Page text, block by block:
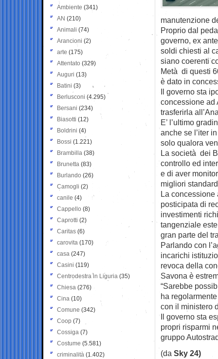
manutenzione
Proprio dal
governo, ex
soldi chiesti al
siano coerenti
Metà di questi
è dato in
Il governo sta
concessione ad
trasferirla
E’ l’ultimo
anche se l’iter
solo qualora
La società dei
controllo ed
e di aver
migliori standard
La concessione
posticipata di
investimenti
tangenziale
gran parte del
Parlando con
incarichi
revoca della
Savona è
“Sarebbe
ha
con il ministero
Il governo sta
propri risparmi
gruppo
(da Sky 24)
Ambiente (341)
AN (210)
Animali (74)
Arancioni (2)
arte (175)
Attentato (329)
Auguri (13)
Batini (3)
Berlusconi (4.295)
Bersani (234)
Biasotti (12)
Boldrini (4)
Bossi (1.221)
Brambilla (38)
Brunetta (83)
Burlando (26)
Camogli (2)
canile (4)
Cappello (8)
Caprotti (2)
Caritas (6)
carovita (170)
casa (247)
Casini (119)
Centrodestra in Liguria (35)
Chiesa (276)
Cina (10)
Comune (342)
Coop (7)
Cossiga (7)
Costume (5.581)
criminalità (1.402)